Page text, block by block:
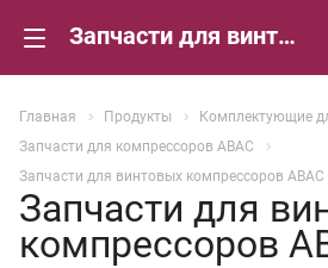
Запчасти для винтовых компрессоров ABAC
Главная Продукты
Комплектующие
Запчасти для компрессоров ABAC
Запчасти для винтовых компрессоров ABAC
Запчасти для
компрессоров